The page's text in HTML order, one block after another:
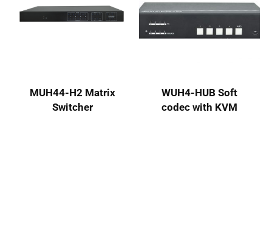
MUH44-H2 Matrix
Switcher
WUH4-HUB Soft
codec with KVM